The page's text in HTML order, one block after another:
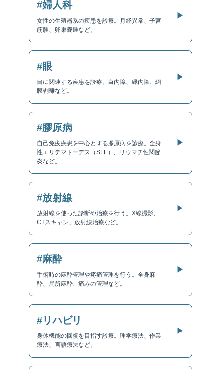
#婦人科
女性の生殖器系の疾患を診療。月経異常、子宮
筋腫、卵巣嚢腫など。
▶
#眼
目に関連する疾患を診療。白内障、緑内障、網
膜剥離など。
▶
#膠原病
自己免疫疾患を中心とする膠原病を診療。全身
性エリテマトーデス（SLE）、リウマチ性関節
炎など。
▶
#放射線
放射線を使った診断や治療を行う。X線撮影、
CTスキャン、放射線治療など。
▶
#麻酔
手術時の麻酔管理や疼痛管理を行う。全身麻
酔、局所麻酔、痛みの管理など。
▶
#リハビリ
身体機能の回復を目指す診療。理学療法、作業
療法、言語療法など。
▶